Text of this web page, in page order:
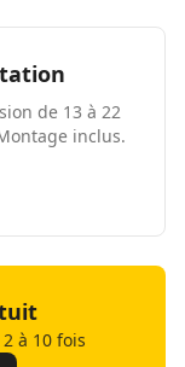
de 13 à 22
inclus.
à 10 fois